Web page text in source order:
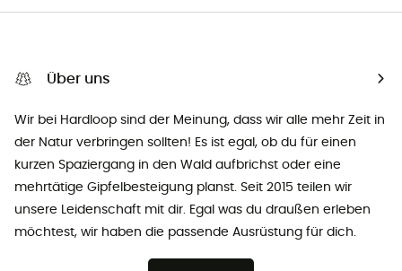
Über uns
Wir bei Hardloop sind der Meinung, dass wir alle mehr Zeit in
der Natur verbringen sollten! Es ist egal, ob du für einen
kurzen Spaziergang in den Wald aufbrichst oder eine
mehrtätige Gipfelbesteigung planst. Seit 2015 teilen wir
unsere Leidenschaft mit dir. Egal was du draußen erleben
möchtest, wir haben die passende Ausrüstung für dich.